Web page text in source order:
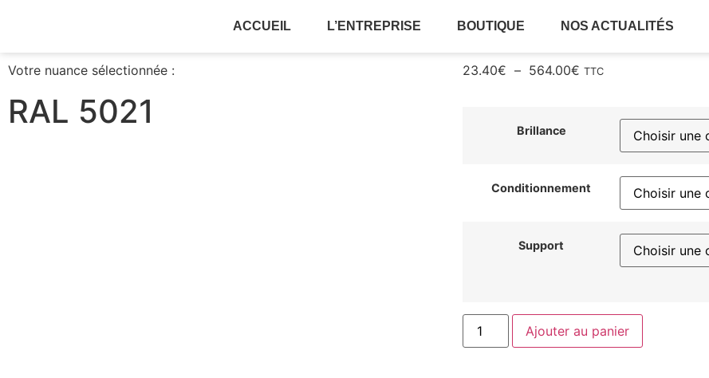
ACCUEIL L’ENTREPRISE BOUTIQUE NOS ACTUALITÉS
Votre nuance sélectionnée :
RAL 5021
23.40€ – 564.00€ TTC
Brillance
Conditionnement
Support
Ajouter au panier